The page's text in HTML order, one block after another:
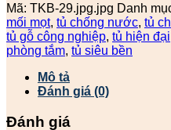
Mã: TKB-29.jpg.jpg Danh
mối mọt, tủ chống nước, tủ
tủ gỗ công nghiệp, tủ hiện đại
phòng tắm, tủ siêu bền
Mô tả
Đánh giá (0)
Đánh giá